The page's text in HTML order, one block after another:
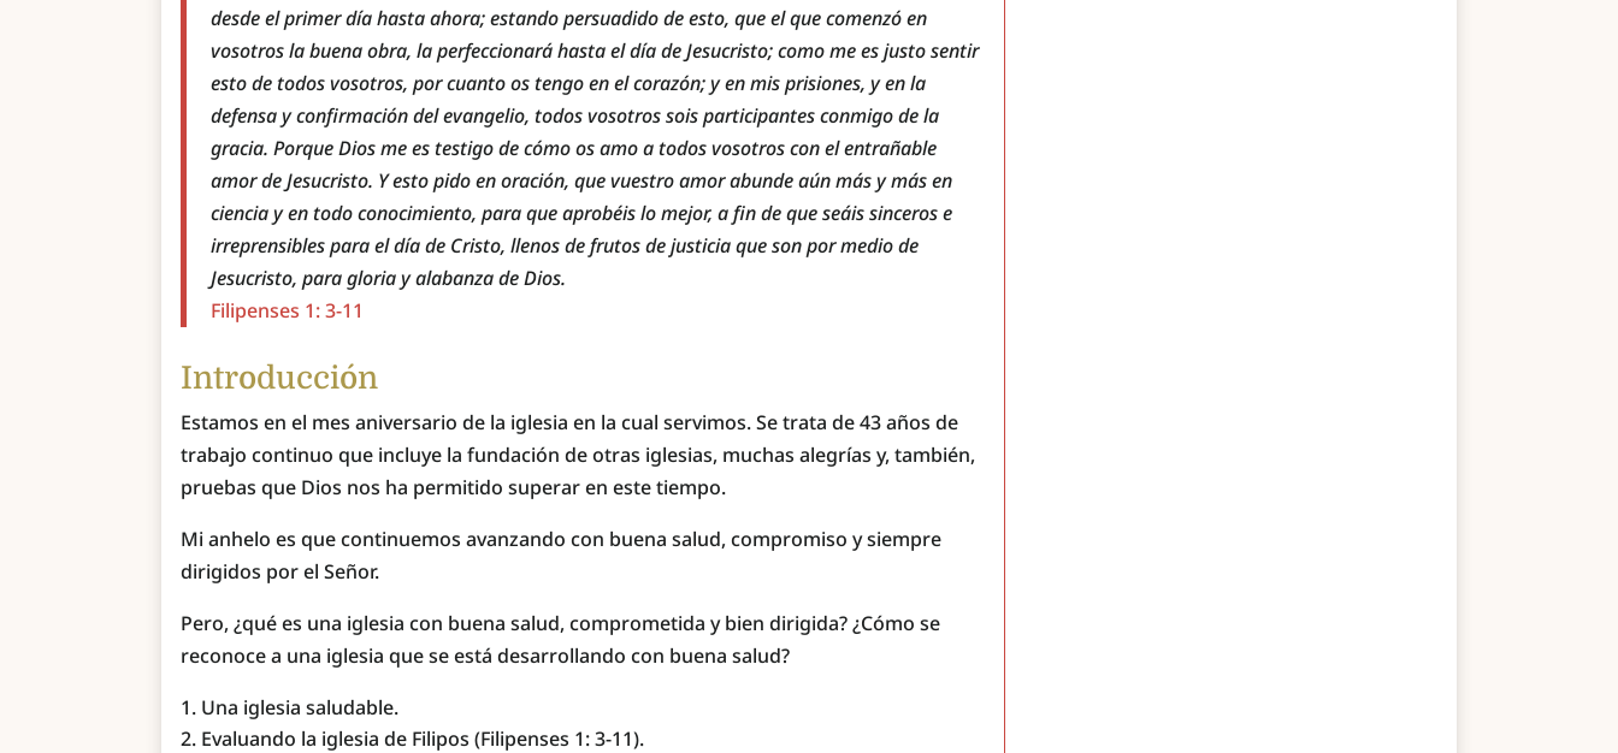
desde el primer día hasta ahora; estando persuadido de esto, que el que comenzó en
vosotros la buena obra, la perfeccionará hasta el día de Jesucristo; como me es justo sentir
esto de todos vosotros, por cuanto os tengo en el corazón; y en mis prisiones, y en la
defensa y confirmación del evangelio, todos vosotros sois participantes conmigo de la
gracia. Porque Dios me es testigo de cómo os amo a todos vosotros con el entrañable
amor de Jesucristo. Y esto pido en oración, que vuestro amor abunde aún más y más en
ciencia y en todo conocimiento, para que aprobéis lo mejor, a fin de que seáis sinceros e
irreprensibles para el día de Cristo, llenos de frutos de justicia que son por medio de
Jesucristo, para gloria y alabanza de Dios.
Filipenses 1: 3-11
Introducción
Estamos en el mes aniversario de la iglesia en la cual servimos. Se trata de 43 años de
trabajo continuo que incluye la fundación de otras iglesias, muchas alegrías y, también,
pruebas que Dios nos ha permitido superar en este tiempo.
Mi anhelo es que continuemos avanzando con buena salud, compromiso y siempre
dirigidos por el Señor.
Pero, ¿qué es una iglesia con buena salud, comprometida y bien dirigida? ¿Cómo se
reconoce a una iglesia que se está desarrollando con buena salud?
Una iglesia saludable.
Evaluando la iglesia de Filipos (Filipenses 1: 3-11).